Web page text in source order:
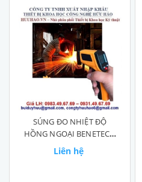
SÚNG ĐO NHIỆT ĐỘ
HỒNG NGOẠI BENETECH
GM550
Liên hệ